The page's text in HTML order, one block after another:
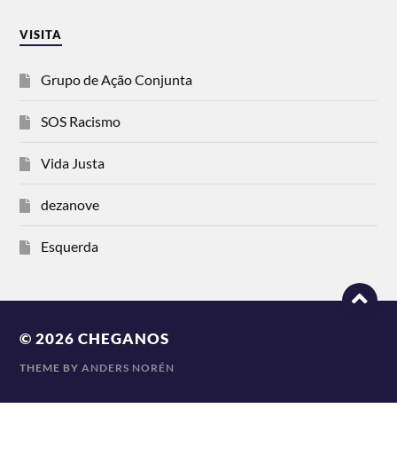
VISITA
Grupo de Ação Conjunta
SOS Racismo
Vida Justa
dezanove
Esquerda
© 2026CHEGANOS
THEME BYANDERS NORÉN